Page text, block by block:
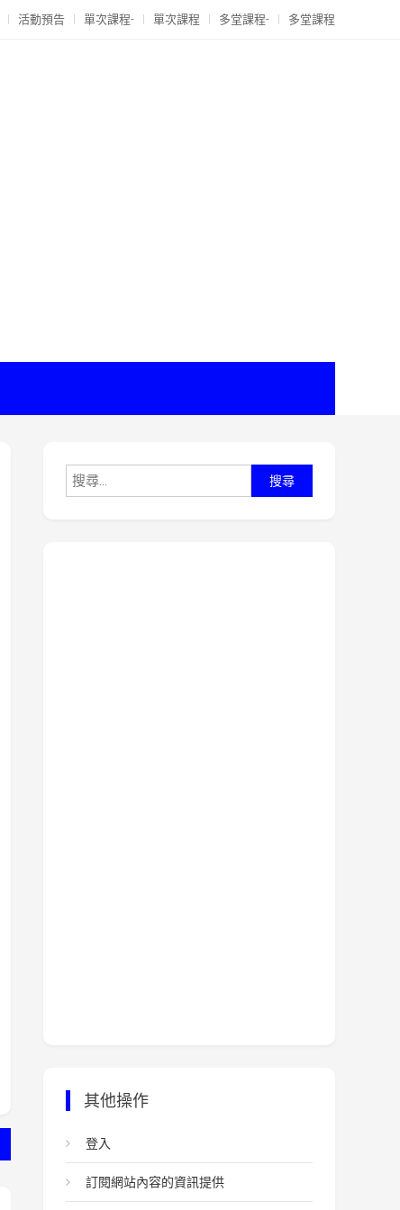
活動預告 單次課程- 單次課程 多堂課程- 多堂課程
尋
其他操作
登入
訂閱網站內容的資訊提供